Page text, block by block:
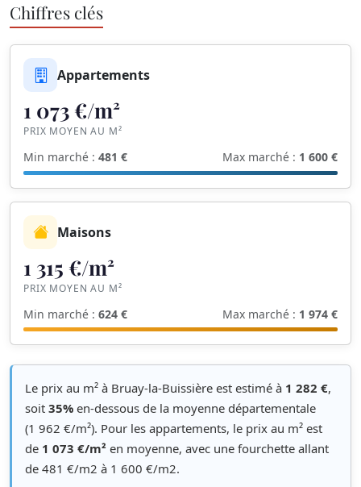
Chiffres clés
Appartements
1 073 €/m²
PRIX MOYEN AU M²
Min marché : 481 € Max marché : 1 600 €
Maisons
1 315 €/m²
PRIX MOYEN AU M²
Min marché : 624 € Max marché : 1 974 €
Le prix au m² à Bruay-la-Buissière est estimé à 1 282 €,
soit 35% en-dessous de la moyenne départementale
(1 962 €/m²). Pour les appartements, le prix au m² est
de 1 073 €/m² en moyenne, avec une fourchette allant
de 481 €/m2 à 1 600 €/m2.